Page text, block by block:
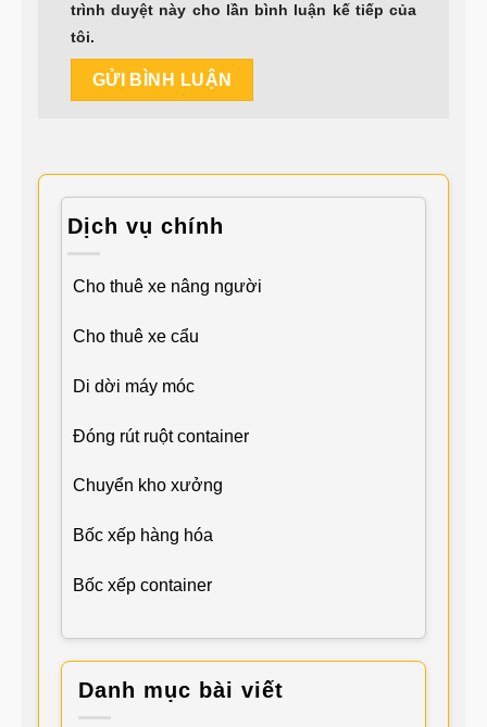
trình duyệt này cho lần bình luận kế tiếp của
tôi.
Dịch vụ chính
Cho thuê xe nâng người
Cho thuê xe cẩu
Di dời máy móc
Đóng rút ruột container
Chuyển kho xưởng
Bốc xếp hàng hóa
Bốc xếp container
Danh mục bài viết